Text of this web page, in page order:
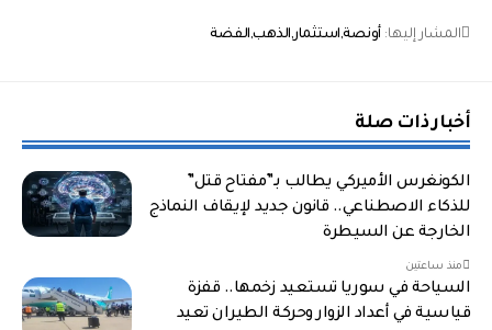
المشار إليها: أونصة استثمار الذهب الفضة
أخبار ذات صلة
الكونغرس الأميركي يطالب بـ”مفتاح قتل”
للذكاء الاصطناعي.. قانون جديد لإيقاف النماذج
الخارجة عن السيطرة
منذ ساعتين
السياحة في سوريا تستعيد زخمها.. قفزة
قياسية في أعداد الزوار وحركة الطيران تعيد